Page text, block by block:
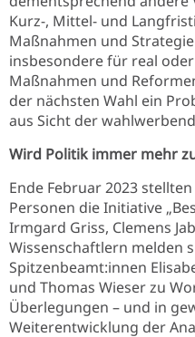
Kurz-, Mittel- und
Maßnahmen und
insbesondere für real
Maßnahmen und
der nächsten Wahl ein
aus Sicht der
Wird Politik immer mehr
Ende Februar 2023
Personen die Initiative
Irmgard Griss, Clemens
Wissenschaftlern melden
Spitzenbeamt:innen
und Thomas Wieser zu
Überlegungen – und in
Weiterentwicklung der